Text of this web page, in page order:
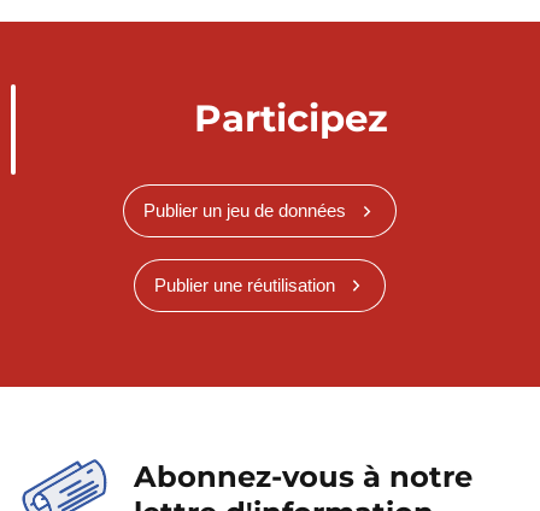
Participez
Publier un jeu de données
Publier une réutilisation
Abonnez-vous à notre